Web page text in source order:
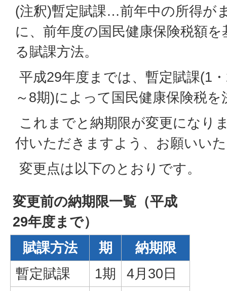
(注釈)暫定賦課…前年中の所得が
に、前年度の国民健康保険税額
る賦課方法。
平成29年度までは、暫定賦課(1
～8期)によって国民健康保険税
これまでと納期限が変更になり
付いただきますよう、お願いい
変更点は以下のとおりです。
変更前の納期限一覧（平成
29年度まで）
賦課方法
期
納期限
暫定賦課
1期
4月30日